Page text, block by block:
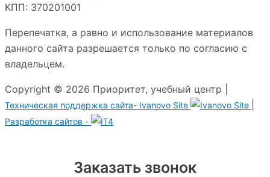
КПП: 370201001
Перепечатка, а равно и использование материалов
данного сайта разрешается только по согласию с
владельцем.
Copyright © 2026 Приоритет, учебный центр |
Техническая поддержка сайта- Ivanovo Site
Разработка сайтов -
Заказать звонок